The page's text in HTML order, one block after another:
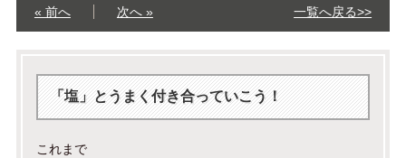
« 前へ 次へ » 一覧へ戻る>>
「塩」とうまく付き合っていこう！
これまで